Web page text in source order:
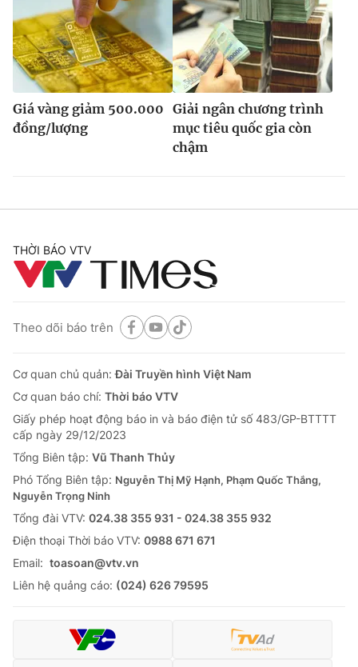
Giá vàng giảm 500.000
đồng/lượng
Giải ngân chương trình
mục tiêu quốc gia còn
chậm
THỜI BÁO VTV
Theo dõi báo trên
Cơ quan chủ quản:Đài Truyền hình Việt Nam
Cơ quan báo chí: Thời báo VTV
Giấy phép hoạt động báo in và báo điện tử số 483/GP-BTTTT
cấp ngày 29/12/2023
Tổng Biên tập: Vũ Thanh Thủy
Phó Tổng Biên tập: Nguyễn Thị Mỹ Hạnh, Phạm Quốc Thắng,
Nguyễn Trọng Ninh
Tổng đài VTV: 024.38 355 931 - 024.38 355 932
Ðiện thoại Thời báo VTV: 0988 671 671
Email: toasoan@vtv.vn
Liên hệ quảng cáo: (024) 626 79595